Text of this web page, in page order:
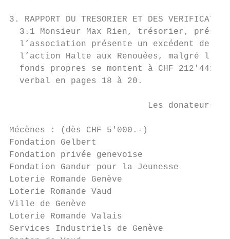
3. RAPPORT DU TRESORIER ET DES
3.1 Monsieur Max Rien, trésorier,
l’association présente un excédent de
l’action Halte aux Renouées, malgré
fonds propres se montent à CHF
  verbal en pages 18 à 20.
Les donateurs
Mécènes : (dès CHF 5'000.-)
Fondation Gelbert
Fondation privée genevoise
Fondation Gandur pour la
Loterie Romande Genève
Loterie Romande Vaud
Ville de Genève
Loterie Romande Valais
Services Industriels de Genève